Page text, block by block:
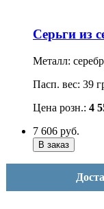
Серьги из
Металл:
Пасп. вес: 39
Цена розн.: 4
7 606 руб.